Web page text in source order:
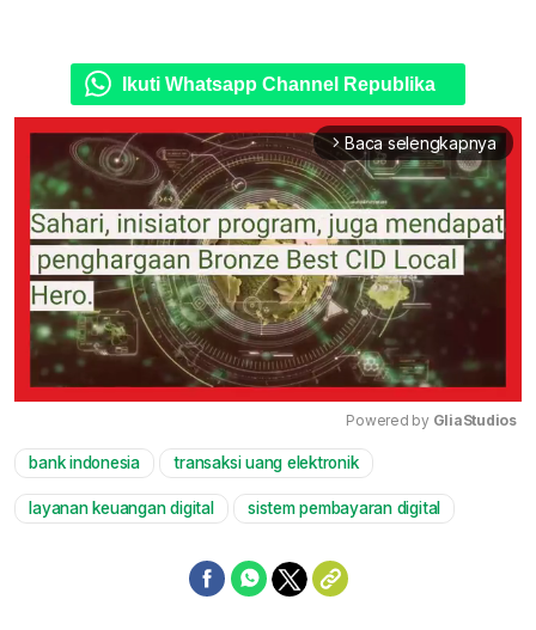
Ikuti Whatsapp Channel Republika
arrow_forward_ios Baca selengkapnya
Powered by GliaStudios
bank indonesia transaksi uang elektronik
layanan keuangan digital sistem pembayaran digital